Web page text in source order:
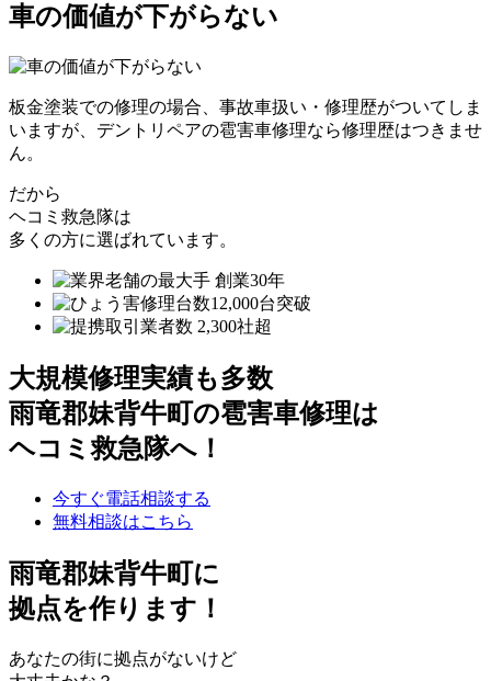
車の価値が下がらない
板金塗装での修理の場合、事故車扱い・修理歴がついてしま
いますが、デントリペアの雹害車修理なら修理歴はつきませ
ん。
だから
ヘコミ救急隊は
多くの方に選ばれています。
大規模修理実績も多数
雨竜郡妹背牛町の雹害車修理は
ヘコミ救急隊へ！
今すぐ電話相談する
無料相談はこちら
雨竜郡妹背牛町に
拠点を作ります！
あなたの街に拠点がないけど